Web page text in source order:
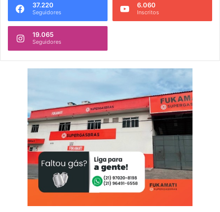
37.220
Seguidores
6.060
Inscritos
19.065
Seguidores